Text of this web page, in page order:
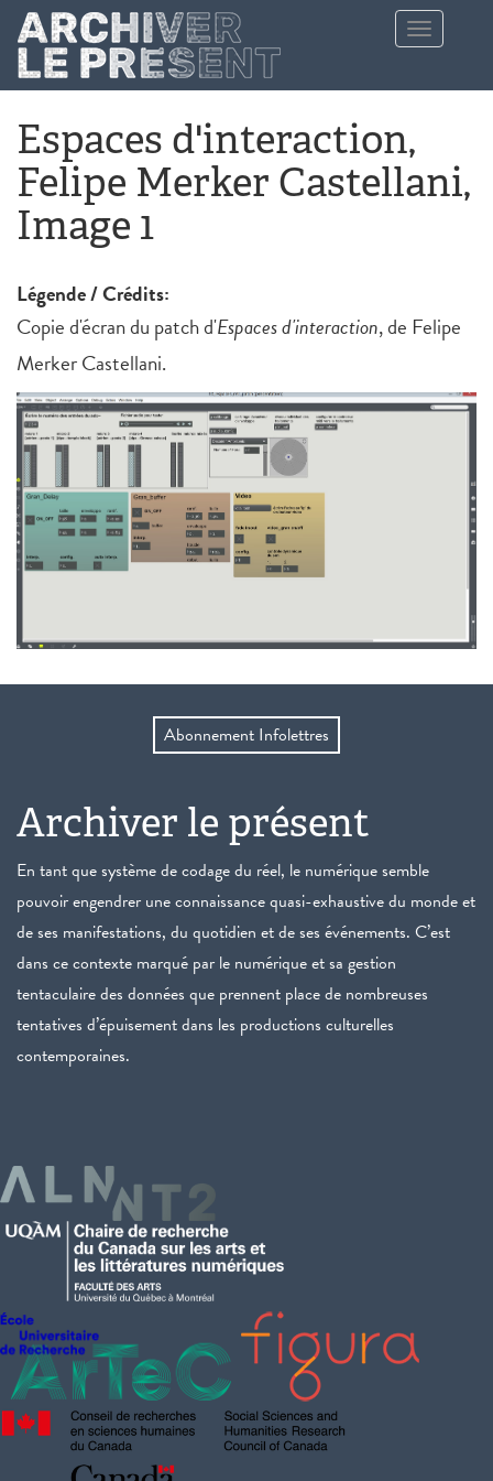
Aller au contenu principal
Toggle
navigation
Espaces d'interaction,
Felipe Merker Castellani,
Image 1
Légende / Crédits:
Copie d'écran du patch d'Espaces d'interaction, de Felipe
Merker Castellani.
Abonnement Infolettres
Archiver le présent
En tant que système de codage du réel, le numérique semble
pouvoir engendrer une connaissance quasi-exhaustive du monde et
de ses manifestations, du quotidien et de ses événements. C’est
dans ce contexte marqué par le numérique et sa gestion
tentaculaire des données que prennent place de nombreuses
tentatives d’épuisement dans les productions culturelles
contemporaines.